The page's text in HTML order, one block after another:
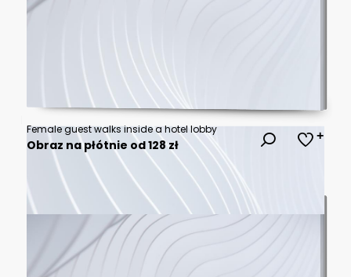
Female guest walks inside a hotel lobby
Obraz na płótnie od 128 zł